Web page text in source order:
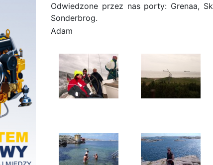
Odwiedzone przez nas porty: Grenaa,
Sonderbrog.
Adam